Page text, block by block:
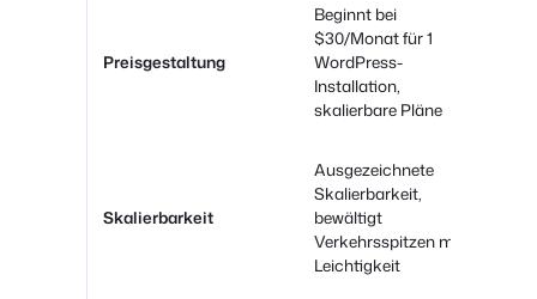
Preisgestaltung
Beginnt bei
$30/Monat für 1
WordPress-
Installation,
skalierbare Pläne
Skalierbarkeit
Ausgezeichnete
Skalierbarkeit,
bewältigt
Verkehrsspitzen mit
Leichtigkeit